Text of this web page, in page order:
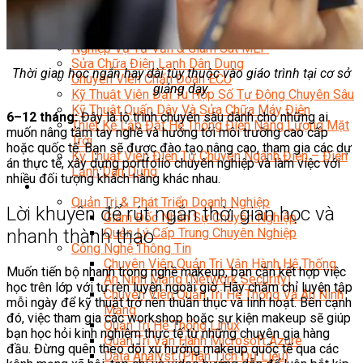
Kỹ Thuật Viên Điện Dân Dụng
Kỹ Thuật Viên Điện Công Nghiệp
Nghiệp Vụ Tư Vấn & Giám Sát MEP
Sửa Chữa Điện Lạnh Dân Dụng
Chuyên Viên Chẩn Đoán ECU
Kỹ Thuật Viên Đại Tu Hộp Số Tự Động Chuyên Sâu
Kỹ Thuật Quấn Dây Và Sửa Chữa Máy Điện
Thiết Kế Lắp Đặt Hệ Thống Điện Năng Lượng Mặt
Trời
Kỹ Thuật Viên Điện Tử Chuyên Ngành Điện – Điện
Lạnh Dân Dụng
Ngành Khác
Quản Trị & Phát Triển Doanh Nghiệp
Giám Đốc Nhân Sự Chuyên Nghiệp
Quản Lý Cấp Trung Chuyên Nghiệp
Công Nghệ Thông Tin
Chuyên Viên Quản Trị Vận Hành Hệ Thống
An Ninh Mạng (Network Security)
Chuyên Viên Quản Trị Hệ Thống Và An Ninh
Mạng
Quản Trị Hệ Thống Linux
Quản Trị Vận Hành Microsoft Azure
Data Analyst (Phân Tích Dữ Liệu)
Thời gian học ngắn hay dài tùy thuộc vào giáo trình tại cơ sở
giảng dạy.
6–12 tháng:Đây là lộ trình chuyên sâu dành cho những ai
muốn nâng tầm tay nghề và hướng tới môi trường cao cấp
hoặc quốc tế. Bạn sẽ được đào tạo nâng cao, tham gia các dự
án thực tế, xây dựng portfolio chuyên nghiệp và làm việc với
nhiều đối tượng khách hàng khác nhau.
Lời khuyên để rút ngắn thời gian học và
nhanh thành thạo
Muốn tiến bộ nhanh trong nghề makeup, bạn cần kết hợp việc
học trên lớp với tự rèn luyện ngoài giờ. Hãy chăm chỉ luyện tập
mỗi ngày để kỹ thuật trở nên thuần thục và linh hoạt. Bên cạnh
đó, việc tham gia các workshop hoặc sự kiện makeup sẽ giúp
bạn học hỏi kinh nghiệm thực tế từ những chuyên gia hàng
đầu. Đừng quên theo dõi xu hướng makeup quốc tế qua các